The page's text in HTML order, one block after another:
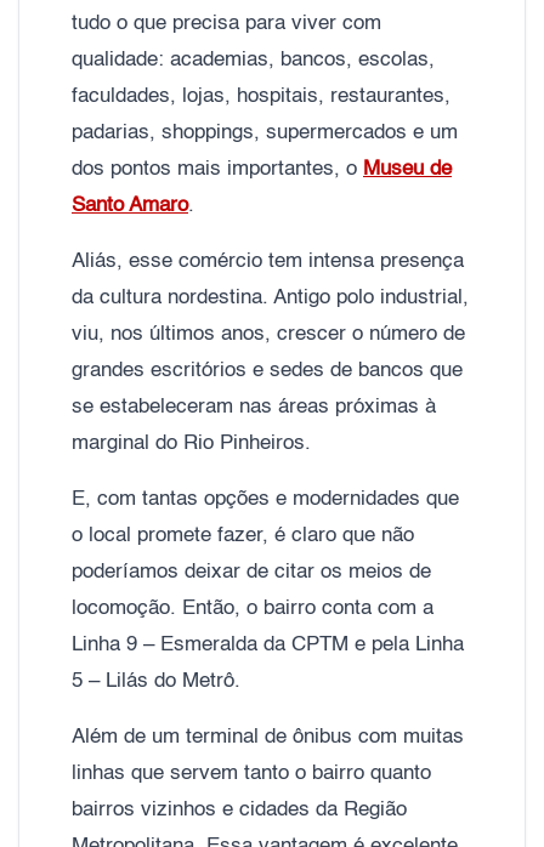
tudo o que precisa para viver com
qualidade: academias, bancos, escolas,
faculdades, lojas, hospitais, restaurantes,
padarias, shoppings, supermercados e um
dos pontos mais importantes, o Museu de
Santo Amaro.
Aliás, esse comércio tem intensa presença
da cultura nordestina. Antigo polo industrial,
viu, nos últimos anos, crescer o número de
grandes escritórios e sedes de bancos que
se estabeleceram nas áreas próximas à
marginal do Rio Pinheiros.
E, com tantas opções e modernidades que
o local promete fazer, é claro que não
poderíamos deixar de citar os meios de
locomoção. Então, o bairro conta com a
Linha 9 – Esmeralda da CPTM e pela Linha
5 – Lilás do Metrô.
Além de um terminal de ônibus com muitas
linhas que servem tanto o bairro quanto
bairros vizinhos e cidades da Região